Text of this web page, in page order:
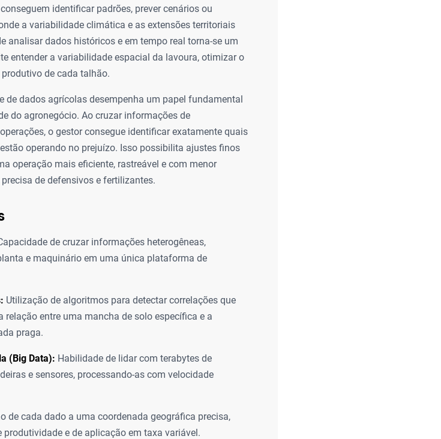
identificar padrões, prever cenários ou
a variabilidade climática e as extensões territoriais
analisar dados históricos e em tempo real torna-se um
entender a variabilidade espacial da lavoura, otimizar o
de cada talhão.
de dados agrícolas desempenha um papel fundamental
do agronegócio. Ao cruzar informações de
o gestor consegue identificar exatamente quais
operando no prejuízo. Isso possibilita ajustes finos
operação mais eficiente, rastreável e com menor
de defensivos e fertilizantes.
de cruzar informações heterogêneas,
e maquinário em uma única plataforma de
Utilização de algoritmos para detectar correlações que
relação entre uma mancha de solo específica e a
praga.
(Big Data): Habilidade de lidar com terabytes de
e sensores, processando-as com velocidade
de cada dado a uma coordenada geográfica precisa,
e de aplicação em taxa variável.